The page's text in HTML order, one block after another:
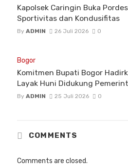
Kapolsek Caringin Buka
Sportivitas dan Kondusifitas
By ADMIN 26 Juli 2026 0
Bogor
Komitmen Bupati Bogor
Layak Huni Didukung
By ADMIN 25 Juli 2026 0
COMMENTS
Comments are closed.